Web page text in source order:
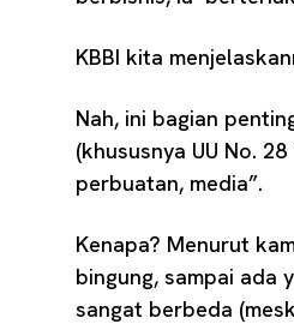
KBBI kita
Nah, ini bagian
(khususnya UU No.
perbuatan, media”.
Kenapa? Menurut
bingung, sampai ada
sangat berbeda